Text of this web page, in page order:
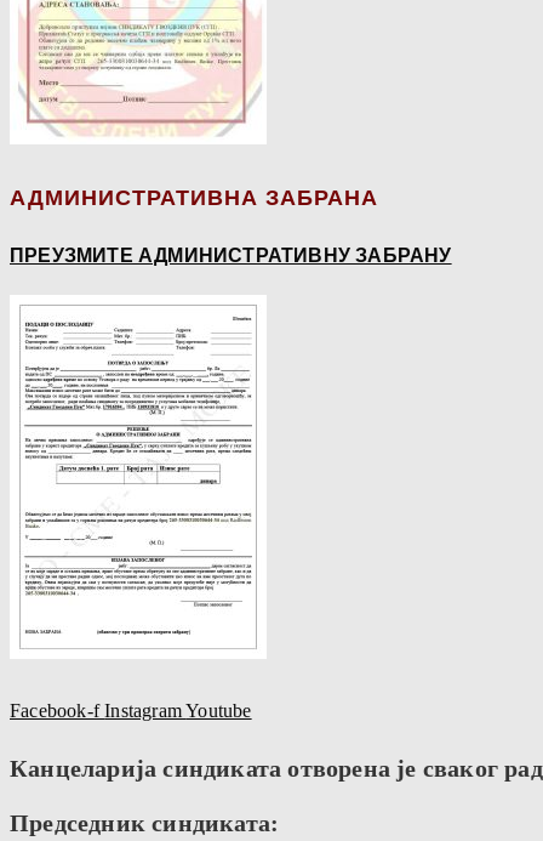
АДМИНИСТРАТИВНА ЗАБРАНА
ПРЕУЗМИТЕ АДМИНИСТРАТИВНУ ЗАБРАНУ
Facebook-f InstagramYoutube
Канцеларија синдиката отворена је сваког
Председник синдиката: